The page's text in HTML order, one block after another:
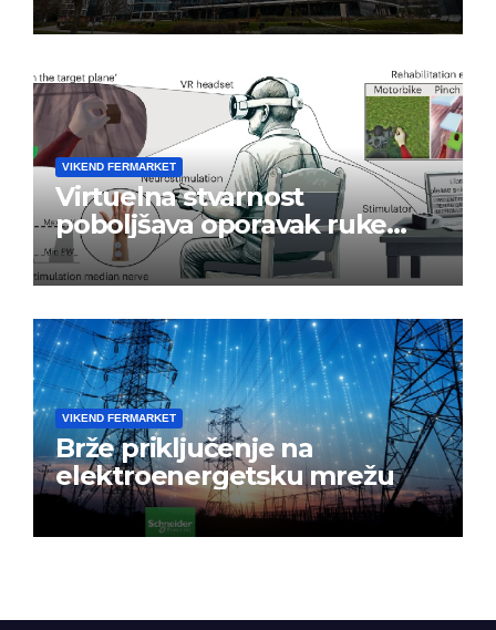
VIKEND FERMARKET
Virtuelna stvarnost
poboljšava oporavak ruke
nakon moždanog udara
VIKEND FERMARKET
Brže priključenje na
elektroenergetsku mrežu